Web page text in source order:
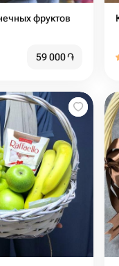
фруктов
59 000֏